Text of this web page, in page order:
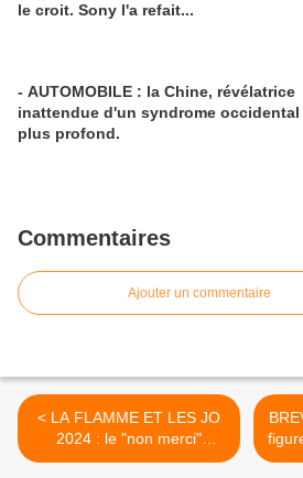
le croit. Sony l'a refait...
- AUTOMOBILE : la Chine, révélatrice
inattendue d'un syndrome occidental
plus profond.
Commentaires
Ajouter un commentaire
< LA FLAMME ET LES JO
2024 : le "non merci"
révélateur d'un